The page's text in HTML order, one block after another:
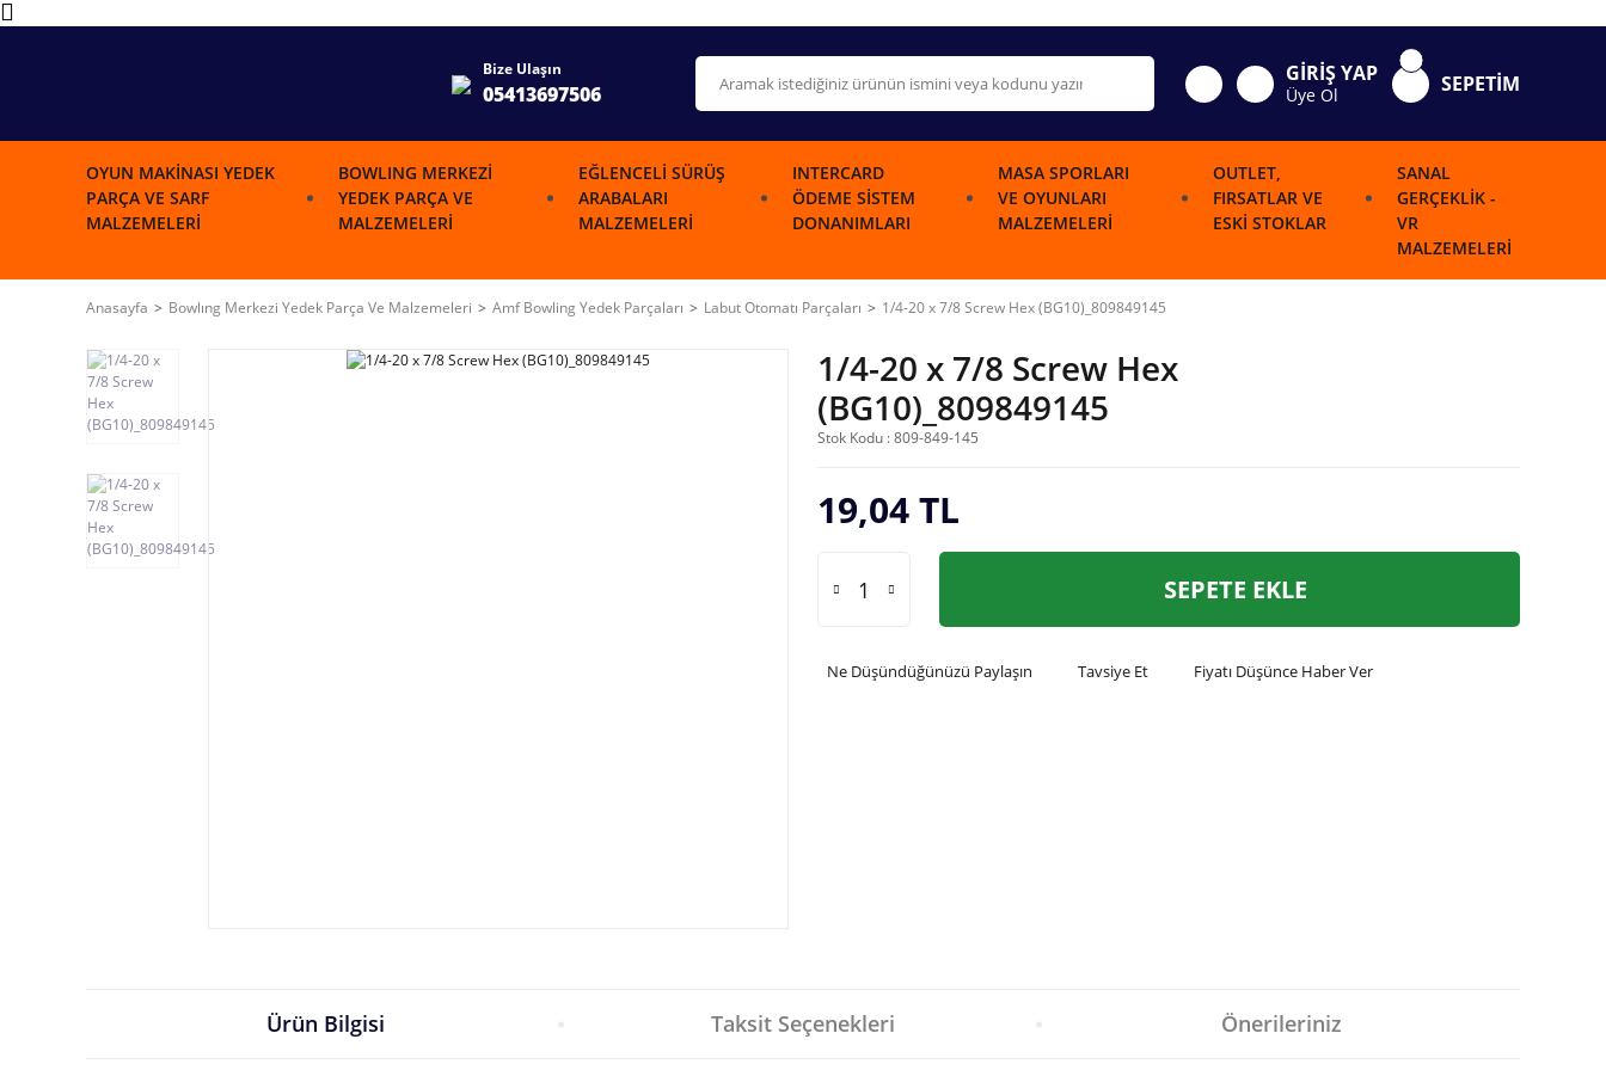
Bize Ulaşın
05413697506
GİRİŞ YAP
Üye Ol SEPETİM
OYUN MAKINASI YEDEK
PARÇA VE SARF
MALZEMELERI
BOWLING MERKEZI
YEDEK PARÇA VE
MALZEMELERI
EĞLENCELI SÜRÜŞ
ARABALARI
MALZEMELERI
INTERCARD
ÖDEME SISTEM
DONANIMLARI
MASA SPORLARI
VE OYUNLARI
MALZEMELERI
OUTLET,
FIRSATLAR VE
ESKI STOKLAR
SANAL
GERÇEKLIK -
VR
MALZEMELERI
Anasayfa Bowlıng Merkezi Yedek Parça Ve Malzemeleri Amf Bowling Yedek Parçaları Labut Otomatı Parçaları 1/4-20 x 7/8 Screw Hex (BG10)_809849145
1/4-20 x 7/8 Screw Hex
(BG10)_809849145
Stok Kodu : 809-849-145
19,04 TL
SEPETE EKLE
Ne Düşündüğünüzü Paylaşın Tavsiye Et Fiyatı Düşünce Haber Ver
Ürün Bilgisi Taksit Seçenekleri Önerileriniz